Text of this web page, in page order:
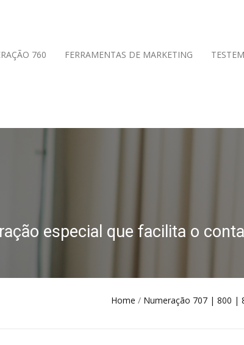
760 FERRAMENTAS DE MARKETING
especial que facilita o
Home / Numeração 707 | 800 |